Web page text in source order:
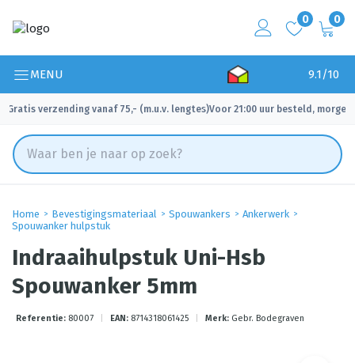
0 0
MENU 9.1/10
Gratis verzending vanaf 75,- (m.u.v. lengtes)
✓ Voor 21:00 uur besteld, morgen
Home Bevestigingsmateriaal Spouwankers
Ankerwerk
Spouwanker hulpstuk
Indraaihulpstuk Uni-Hsb
Spouwanker 5mm
Referentie: 80007 EAN: 8714318061425 Merk: Gebr. Bodegraven